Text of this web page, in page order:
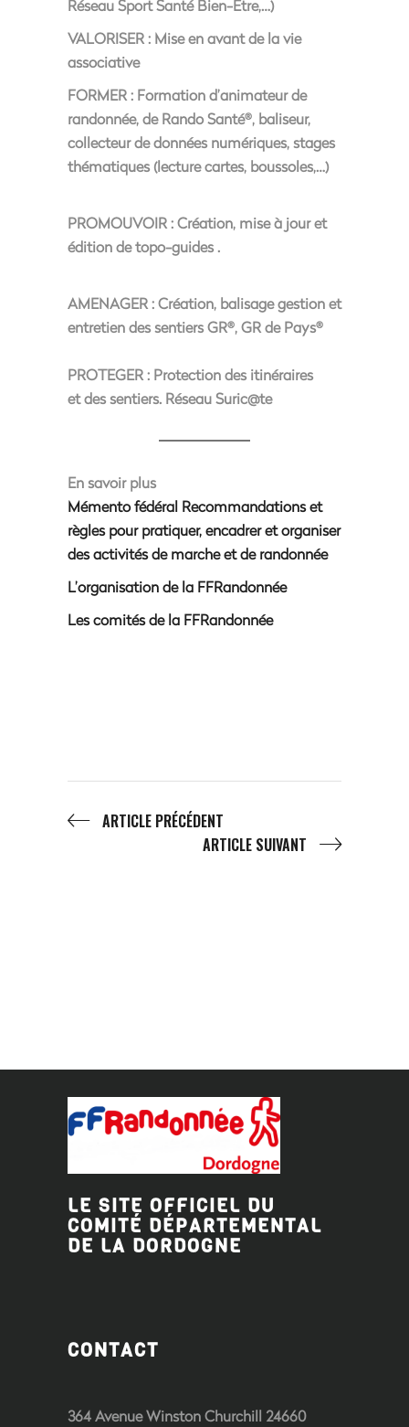
Réseau Sport Santé Bien-Être,…)
VALORISER: Mise en avant de la vie
associative
FORMER: Formation d’animateur de
randonnée, de Rando Santé®, baliseur,
collecteur de données numériques, stages
thématiques (lecture cartes, boussoles,…)
PROMOUVOIR: Création, mise à jour et
édition de topo-guides .
AMENAGER: Création, balisage gestion et
entretien des sentiers GR®, GR de Pays®
PROTEGER: Protection des itinéraires
et des sentiers. Réseau Suric@te
En savoir plus
Mémento fédéral Recommandations et
règles pour pratiquer, encadrer et organiser
des activités de marche et de randonnée
L’organisation de la FFRandonnée
Les comités de la FFRandonnée
ARTICLE PRÉCÉDENT
ARTICLE SUIVANT
LE SITE OFFICIEL DU
COMITÉ DÉPARTEMENTAL
DE LA DORDOGNE
CONTACT
364 Avenue Winston Churchill 24660